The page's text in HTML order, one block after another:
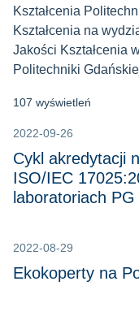
Kształcenia
Kształcenia na
Jakości Kształcenia
Politechniki
107 wyświetleń
2022-09-26
Cykl akredytacji
ISO/IEC
laboratoriach PG
2022-08-29
Ekokoperty na